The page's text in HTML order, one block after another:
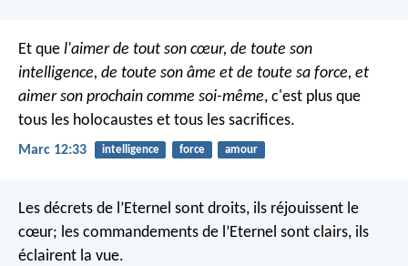
Et que l'aimer de tout son cœur, de toute son
intelligence, de toute son âme et de toute sa force, et
aimer son prochain comme soi-même, c'est plus que
tous les holocaustes et tous les sacrifices.
Marc 12:33 intelligence force amour
Les décrets de l’Eternel sont droits, ils réjouissent le
cœur; les commandements de l’Eternel sont clairs, ils
éclairent la vue.